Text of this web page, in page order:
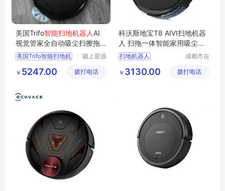
美国Trifo智能扫地机器人 AI
视觉管家全自动吸尘扫擦拖
地三合一体
美国Trifo智能扫地机
颍上星源
有限公司
￥ 5247.00 拨打电话
科沃斯地宝T8 AIVI扫地机器
人 扫拖一体智能家用吸尘洗
擦拖地机DBX11-21
扫地机器人
扫地机器人价格
成都市吉
技有限公
￥ 3130.00 拨打电话